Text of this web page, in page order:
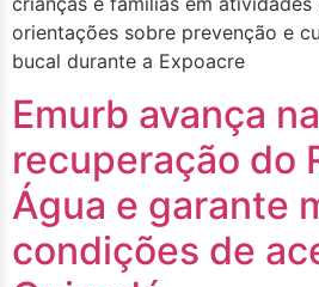
orientações sobre prevenção e
bucal durante a Expoacre
Emurb avança na
recuperação do
Água e garante
condições de